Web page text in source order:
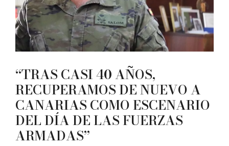
“TRAS CASI 40 AÑOS,
RECUPERAMOS DE NUEVO A
CANARIAS COMO ESCENARIO
DEL DÍA DE LAS FUERZAS
ARMADAS”